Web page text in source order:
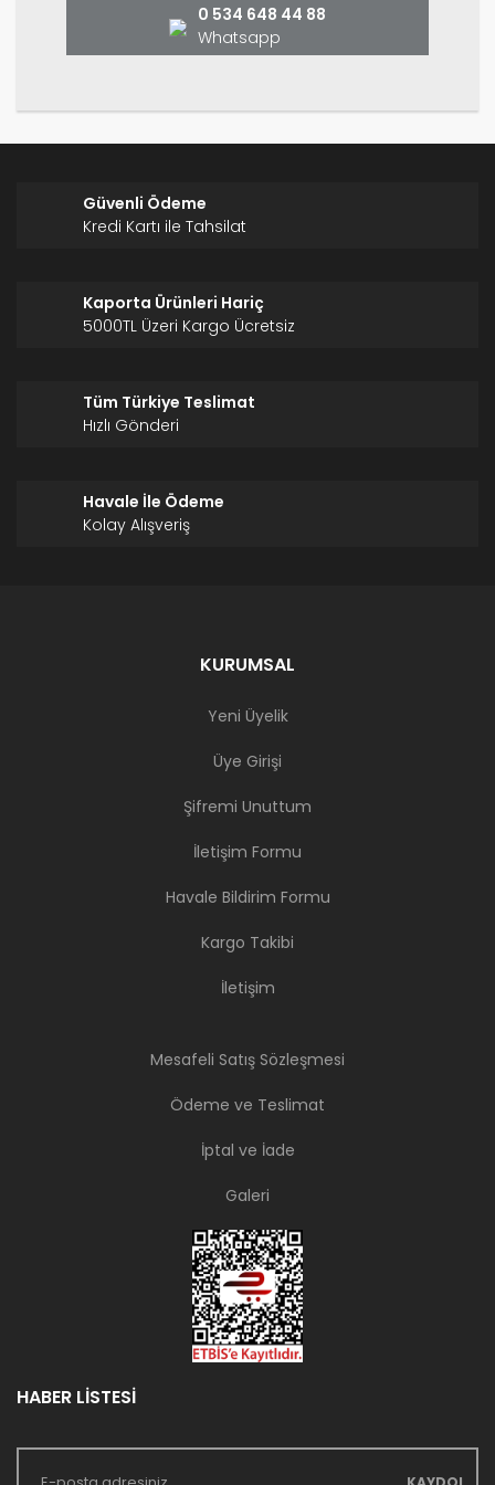
0 534 648 44 88
Whatsapp
Güvenli Ödeme
Kredi Kartı ile Tahsilat
Kaporta Ürünleri Hariç
5000TL Üzeri Kargo Ücretsiz
Tüm Türkiye Teslimat
Hızlı Gönderi
Havale İle Ödeme
Kolay Alışveriş
KURUMSAL
Yeni Üyelik
Üye Girişi
Şifremi Unuttum
İletişim Formu
Havale Bildirim Formu
Kargo Takibi
İletişim
Mesafeli Satış Sözleşmesi
Ödeme ve Teslimat
İptal ve İade
Galeri
HABER LİSTESİ